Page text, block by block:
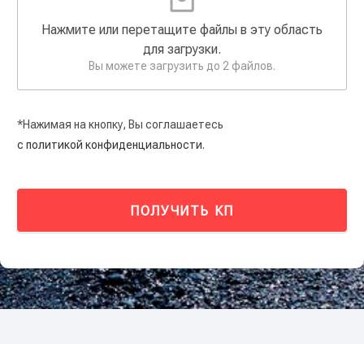
Нажмите или перетащите файлы в эту область
для загрузки.
Вы можете загрузить до 2 файлов.
*Нажимая на кнопку, Вы соглашаетесь
с политикой конфиденциальности.
ПОЛУЧИТЬ КП